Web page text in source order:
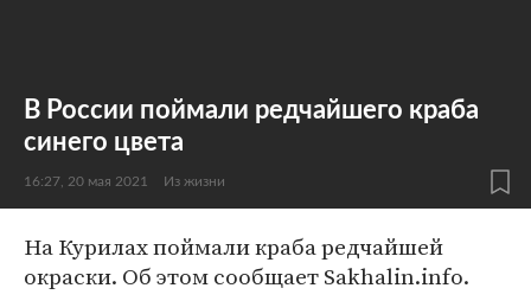
В России поймали редчайшего краба
синего цвета
16:27, 20 мая 2021 Из жизни
На Курилах поймали краба редчайшей
окраски. Об этом сообщает Sakhalin.info.